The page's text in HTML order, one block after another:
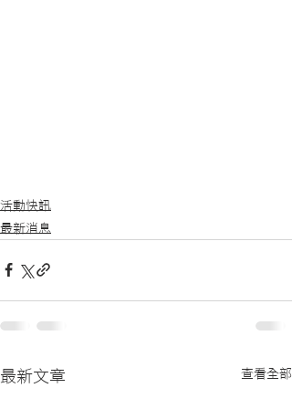
活動快訊
最新消息
最新文章 查看全部